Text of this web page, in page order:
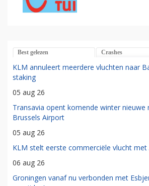
Best gelezen Crashes
KLM annuleert meerdere vluchten naar
staking
05 aug 26
Transavia opent komende winter nieuwe
Brussels Airport
05 aug 26
KLM stelt eerste commerciële vlucht met
06 aug 26
Groningen vanaf nu verbonden met